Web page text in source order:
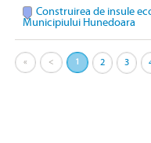
Construirea de insule
Municipiului Hunedoara
« < 1 2 3